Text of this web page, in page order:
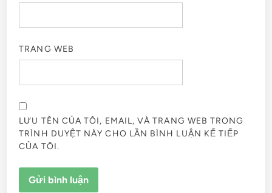
TRANG WEB
LƯU TÊN CỦA TÔI, EMAIL, VÀ TRANG WEB TRONG
TRÌNH DUYỆT NÀY CHO LẦN BÌNH LUẬN KẾ TIẾP
CỦA TÔI.